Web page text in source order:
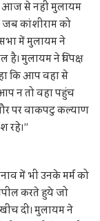
आज से नहीं मुलायम
कांशीराम को
में मुलायम ने
मुलायम ने विपक्ष
कि आप वहा से
न तो वहा पहुंच
पर वाकपटु कल्याण
रहे।”
में भी उनके मर्म को
करते हुये जो
दी। मुलायम ने